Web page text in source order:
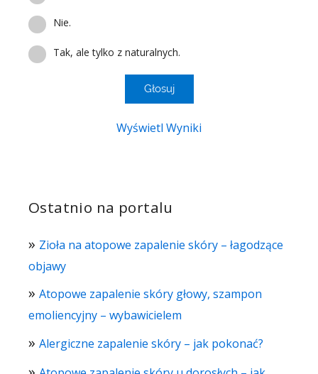
Nie.
Tak, ale tylko z naturalnych.
Wyświetl Wyniki
Ostatnio na portalu
Zioła na atopowe zapalenie skóry – łagodzące
objawy
Atopowe zapalenie skóry głowy, szampon
emoliencyjny – wybawicielem
Alergiczne zapalenie skóry – jak pokonać?